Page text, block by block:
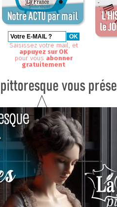
Saisissez votre mail, et
appuyez sur OK
pour vous abonner
gratuitement